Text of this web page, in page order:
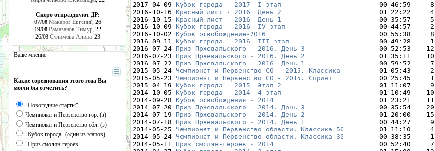
Скоро отпразднуют ДР:
07/08 Макаров Евгений, 26
19/08 Рамазанов Тимур, 22
26/08 Сулимова Алина, 23
Ваше мнение
Какие соревнования этого года Вы
могли бы отметить?
"Новогодние старты"
Чемпионат и Первенство гор. (з)
Чемпионат и Первенство обл. (з)
"Кубок города" (один из этапов)
"Приз смолян-героев"
2017-04-09 Кубок города - 2017. I этап
                         00:46:59     8
2016-10-16 Красный лист - 2016. День 2
                         01:22:22     4
2016-10-15 Красный лист - 2016. День 1
                         00:35:57     5
2016-10-09 Кубок города - 2016. IV этап
                        00:44:57     2
2016-10-02 Кубок освобождение-2016
                             00:55:38     8
2016-09-11 Кубок города - 2016. III этап
                       00:49:28     1
2016-07-24 Приз Пржевальского - 2016. День 3
                   00:52:53    12
2016-07-23 Приз Пржевальского - 2016. День 2
                   01:35:11    10
2016-07-22 Приз Пржевальского - 2016. День 1
                   00:59:52     7
2015-05-24 Чемпионат и Первенство СО - 2015. Классика
          01:05:43     2
2015-05-23 Чемпионат и Первенство СО - 2015. Спринт
            00:25:45     1
2015-04-19 Кубок города - 2015. Этап 2
                         01:11:07     9
2014-10-05 Кубок города - 2014. 4 этап
                         01:10:49    10
2014-09-28 Кубок освобождения - 2014
                           01:23:21    11
2014-07-20 Приз Пржевальского - 2014. День 3
                   00:35:54    20
2014-07-19 Приз Пржевальского - 2014. День 2
                   01:20:00    15
2014-07-18 Приз Пржевальского - 2014. День 1
                   00:44:27     9
2014-05-25 Чемпионат и Первенство области. Классика 50
         01:11:10     4
2014-05-24 Чемпионат и Первенство области. Классика 30
         00:38:35     1
2014-05-11 Приз смолян-героев - 2014
                           00:52:40     7